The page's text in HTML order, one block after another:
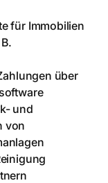
für Immobilien
über
und
von